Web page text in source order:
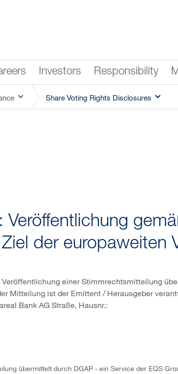
Investors Responsibility
Share Voting Rights Disclosures
Veröffentlichung
der europaweiten
einer Stimmrechtsmitteilung
Mitteilung ist der Emittent / Herausgeber
Bank AG Straße, Hausnr.:
übermittelt durch DGAP - ein Service der EQS